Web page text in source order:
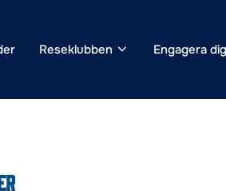
Reseklubben Engagera dig